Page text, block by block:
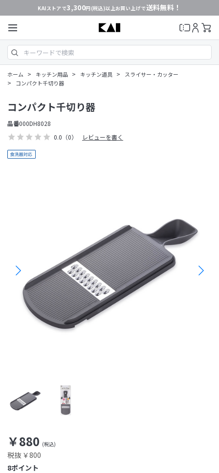
KAIストアで3,300円(税込)以上お買い上げで送料無料！
ホーム > キッチン用品 > キッチン道具 > スライサー・カッター
> コンパクト千切り器
0.0 （0） レビューを書く
コンパクト千切り器
￥880
税抜 ￥800
品番000DH8028
ポイント
8